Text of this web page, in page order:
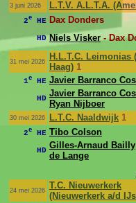
3 juni 2026 L.T.V. A.L.T.A.
2e HE Dax Donders
HD Niels Visker- Dax
31 mei 2026
H.L.T.C. Leimonias
Haag) 1
1e HE Javier Barranco
HD Javier Barranco
Ryan Nijboer
30 mei 2026 L.T.C. Naaldwijk 1
2e HE Tibo Colson
HD Gilles-Arnaud Bailly
de Lange
24 mei 2026 T.C. Nieuwerkerk
(Nieuwerkerk a/d